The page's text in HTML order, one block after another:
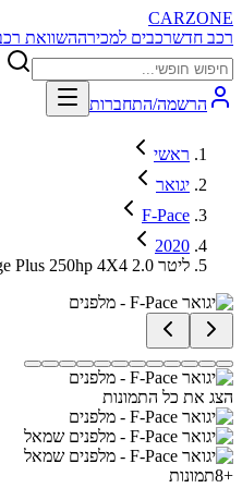
CARZONE
רכב חדשרכבים למכירההשוואת
הרשמה/התחברות
ראשי
יגואר
F-Pace
2020
Prestige Plus 250hp 4X4 2.0 ליטר
הצג את כל התמונות
+
8תמונות